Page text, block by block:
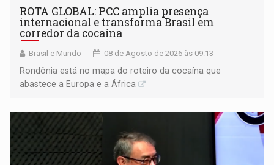
ROTA GLOBAL: PCC amplia presença
internacional e transforma Brasil em
corredor da cocaína
Brasil e Mundo 08 de Agosto de 2026 às 09:13
Rondônia está no mapa do roteiro da cocaína que
abastece a Europa e a África